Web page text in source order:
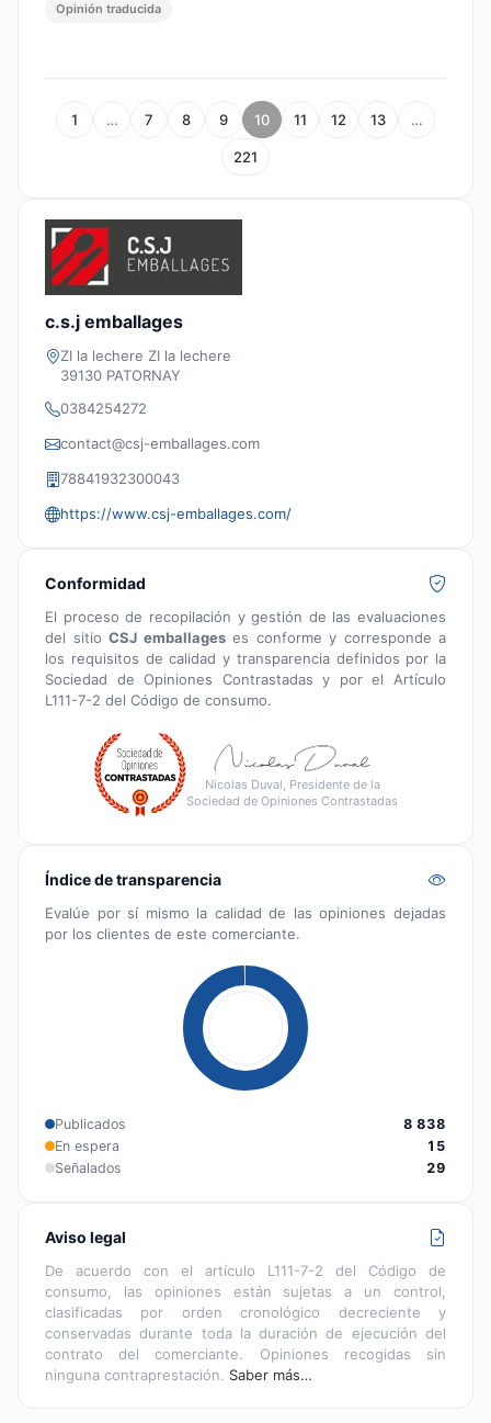
Opinión traducida
1 … 7 8 9 10 11 12 13 …
221
c.s.j emballages
ZI la lechere ZI la lechere
39130 PATORNAY
0384254272
contact@csj-emballages.com
78841932300043
https://www.csj-emballages.com/
Conformidad
El proceso de recopilación y gestión de las evaluaciones
del sitio CSJ emballageses conforme y corresponde a
los requisitos de calidad y transparencia definidos por la
Sociedad de Opiniones Contrastadas y por el Artículo
L111-7-2 del Código de consumo.
Nicolas Duval, Presidente de la
Sociedad de Opiniones Contrastadas
Índice de transparencia
Evalúe por sí mismo la calidad de las opiniones dejadas
por los clientes de este comerciante.
Publicados
8 838
En espera
15
Señalados
29
Aviso legal
De acuerdo con el artículo L111-7-2 del Código de
consumo, las opiniones están sujetas a un control,
clasificadas por orden cronológico decreciente y
conservadas durante toda la duración de ejecución del
contrato del comerciante. Opiniones recogidas sin
ninguna contraprestación. Saber más…